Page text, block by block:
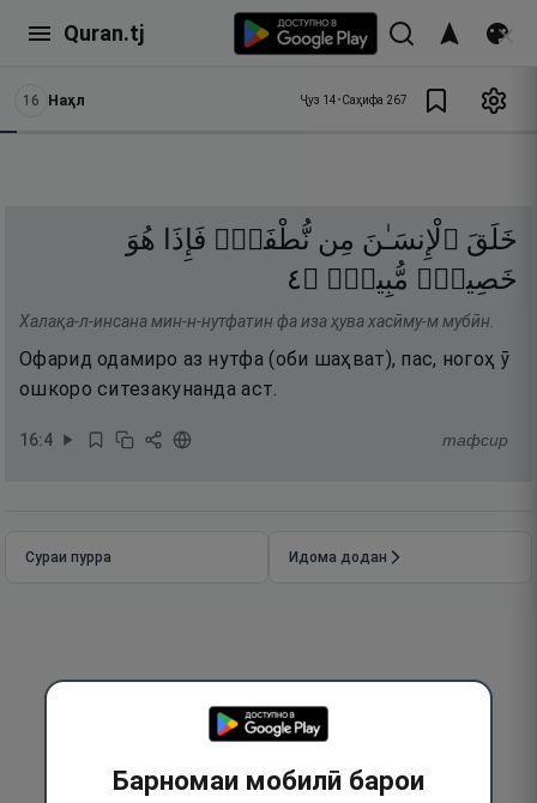
Quran.tj
16 Наҳл Ҷуз 14•Саҳифа 267
خَلَقَ ٱلْإِنسَـٰنَ مِن نُّطْفَةٍۢ فَإِذَا
هُوَ
خَصِيمٌۭ مُّبِينٌۭ ۝٤
Халақа-л-инсана мин-н-нутфатин фа иза ҳува хасӣму-м мубӣн.
Офарид одамиро аз нутфа (оби шаҳват), пас, ногоҳ ӯ
ошкоро ситезакунанда аст.
16:4 тафсир
Сураи пурра Идома додан
Барномаи мобилӣ барои